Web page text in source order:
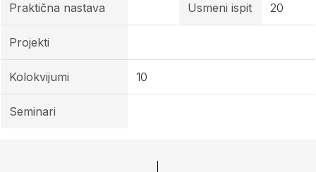
Praktična nastava Usmeni ispit 20
Projekti
Kolokvijumi 10
Seminari